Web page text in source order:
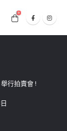
0
行拍賣會 !